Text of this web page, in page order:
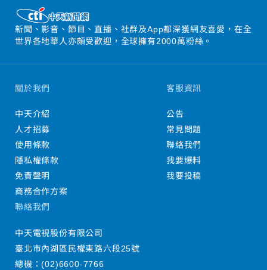
新聞、影音、節目、直播、社群及App都深獲網友喜愛，在全
世界各地華人亦頗受歡迎，全球擁有2000萬粉絲。
關於我們
中天介紹
人才招募
使用條款
隱私權條款
免責聲明
商務合作方案
客服資訊
公告
常見問題
聯絡我們
我要爆料
我要投稿
聯絡我們
中天電視股份有限公司
臺北市內湖區民權東路六段25號
總機：(02)6600-7766